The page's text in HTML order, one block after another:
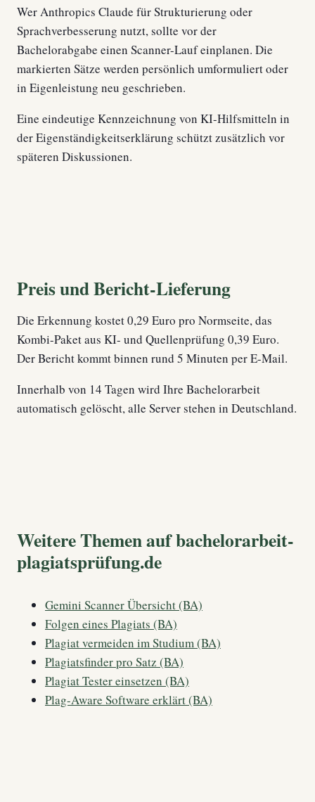
Wer Anthropics Claude für Strukturierung oder
Sprachverbesserung nutzt, sollte vor der
Bachelorabgabe einen Scanner-Lauf einplanen. Die
markierten Sätze werden persönlich umformuliert oder
in Eigenleistung neu geschrieben.
Eine eindeutige Kennzeichnung von KI-Hilfsmitteln in
der Eigenständigkeitserklärung schützt zusätzlich vor
späteren Diskussionen.
Preis und Bericht-Lieferung
Die Erkennung kostet 0,29 Euro pro Normseite, das
Kombi-Paket aus KI- und Quellenprüfung 0,39 Euro.
Der Bericht kommt binnen rund 5 Minuten per E-Mail.
Innerhalb von 14 Tagen wird Ihre Bachelorarbeit
automatisch gelöscht, alle Server stehen in Deutschland.
Weitere Themen auf bachelorarbeit-
plagiatsprüfung.de
Gemini Scanner Übersicht (BA)
Folgen eines Plagiats (BA)
Plagiat vermeiden im Studium (BA)
Plagiatsfinder pro Satz (BA)
Plagiat Tester einsetzen (BA)
Plag-Aware Software erklärt (BA)